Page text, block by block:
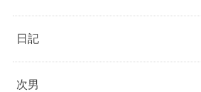
日記
次男